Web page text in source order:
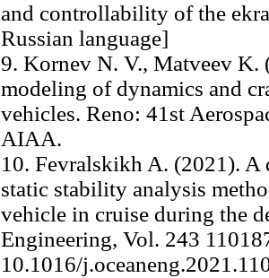
and controllability of the
Russian language]
9. Kornev N. V., Matveev K.
modeling of dynamics and
vehicles. Reno: 41st
AIAA.
10. Fevralskikh A. (2021).
static stability analysis
vehicle in cruise during the
Engineering, Vol. 243
10.1016/